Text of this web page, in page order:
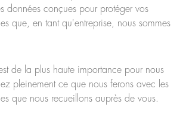
données conçues pour protéger vos
que, en tant qu'entreprise, nous sommes
de la plus haute importance pour nous
pleinement ce que nous ferons avec les
que nous recueillons auprès de vous.